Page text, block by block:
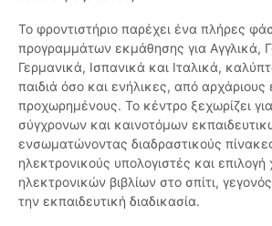
Το φροντιστήριο παρέχει ένα πλήρες
προγραμμάτων εκμάθησης για Αγγλικά,
Γερμανικά, Ισπανικά και Ιταλικά,
παιδιά όσο και ενήλικες, από αρχάριους
προχωρημένους. Το κέντρο ξεχωρίζει
σύγχρονων και καινοτόμων
ενσωματώνοντας διαδραστικούς
ηλεκτρονικούς υπολογιστές και επιλογή
ηλεκτρονικών βιβλίων στο σπίτι,
την εκπαιδευτική διαδικασία.